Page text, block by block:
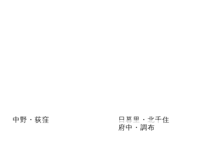
中野・荻窪
日暮里・北千住
府中・調布